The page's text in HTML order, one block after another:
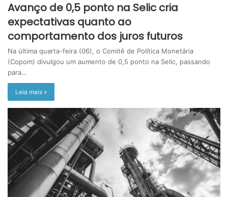
Avanço de 0,5 ponto na Selic cria
expectativas quanto ao
comportamento dos juros futuros
Na última quarta-feira (06), o Comitê de Política Monetária
(Copom) divulgou um aumento de 0,5 ponto na Selic, passando
para…
Leia mais »